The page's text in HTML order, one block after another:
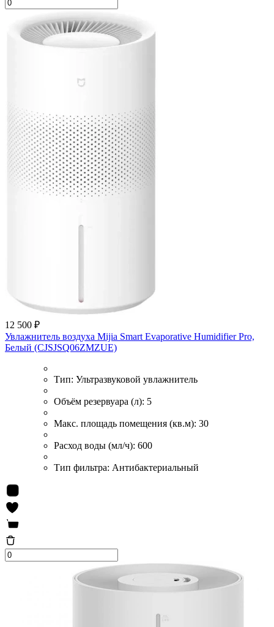
12 500 ₽
Увлажнитель воздуха Mijia Smart Evaporative Humidifier Pro,
Белый (CJSJSQ06ZMZUE)
Тип: Ультразвуковой увлажнитель
Объём резервуара (л): 5
Макс. площадь помещения (кв.м): 30
Расход воды (мл/ч): 600
Тип фильтра: Антибактериальный